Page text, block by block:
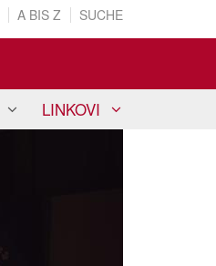
A BIS Z SUCHE
LINKOVI